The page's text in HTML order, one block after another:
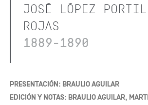
JOSÉ LÓPEZ
ROJAS
1889-1890
PRESENTACIÓN: BRAULIO AGUILAR
EDICIÓN Y NOTAS: BRAULIO AGUILAR,